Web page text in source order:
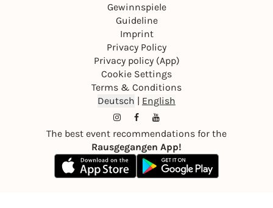
Gewinnspiele
Guideline
Imprint
Privacy Policy
Privacy policy (App)
Cookie Settings
Terms & Conditions
Deutsch | English
The best event recommendations for the
Rausgegangen App!